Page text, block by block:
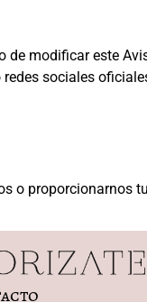
de modificar este
redes sociales
o proporcionarnos